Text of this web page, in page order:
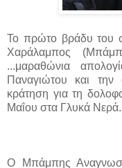
Το πρώτο βράδυ του
Χαράλαμπος
...μαραθώνια
Παναγιώτου και
κράτηση για τη
Μαΐου στα Γλυκά Νερά.
Ο Μπάμπης